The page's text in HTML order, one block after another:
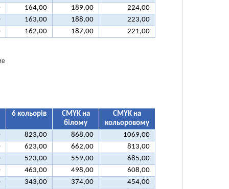
164,00 189,00
224,00
163,00 188,00
223,00
162,00 187,00 221,00
6 кольорів
CMYK на
білому
CMYK на
кольоровому
823,00 868,00
1069,00
623,00 662,00
813,00
523,00 559,00
685,00
463,00 498,00
608,00
343,00 374,00
454,00